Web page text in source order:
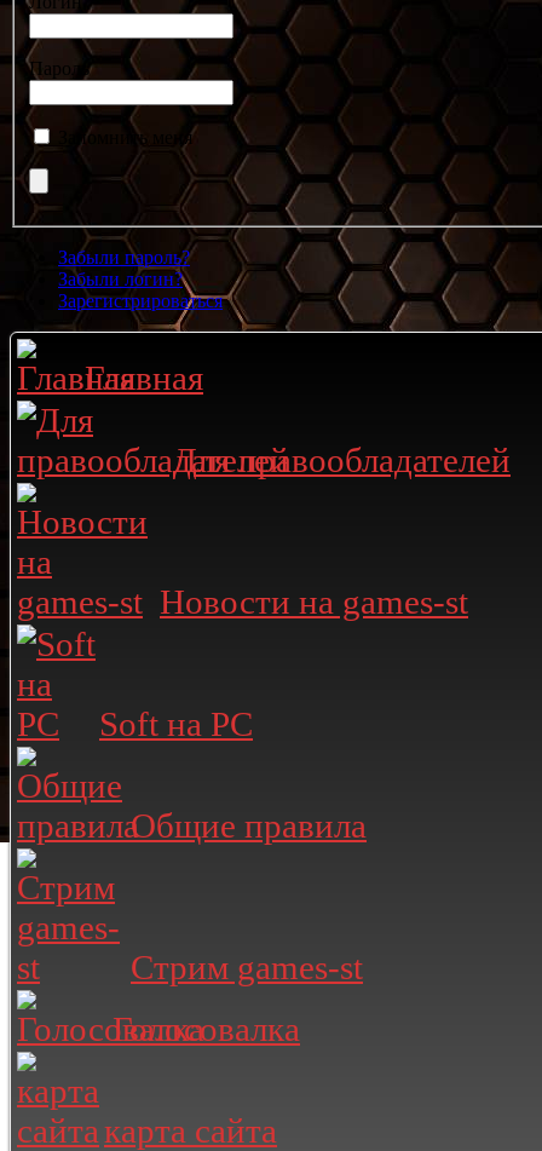
Пароль
Запомнить меня
Забыли пароль?
Забыли логин?
Зарегистрироваться
Главная
Для правообладателей
Новости на games-st
Soft на PC
Общие правила
Стрим games-st
Голосовалка
карта сайта